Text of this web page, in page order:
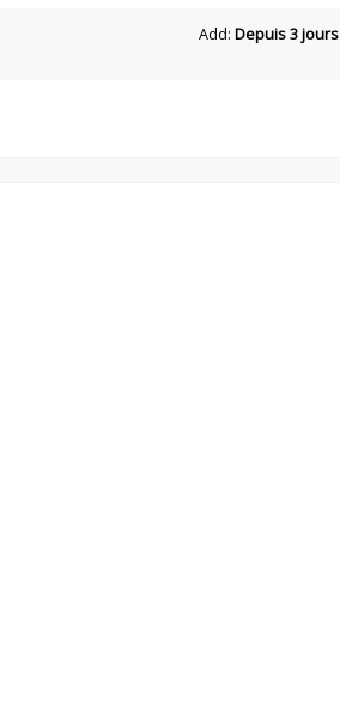
Add: Depuis 3 jours